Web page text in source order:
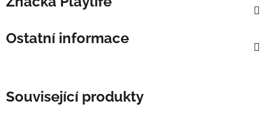
Ostatní informace
Související produkty